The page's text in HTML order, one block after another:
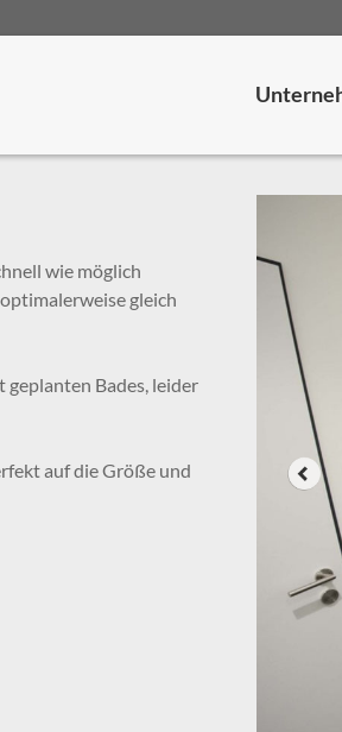
wie möglich
gleich
Bades, leider
auf die Größe und